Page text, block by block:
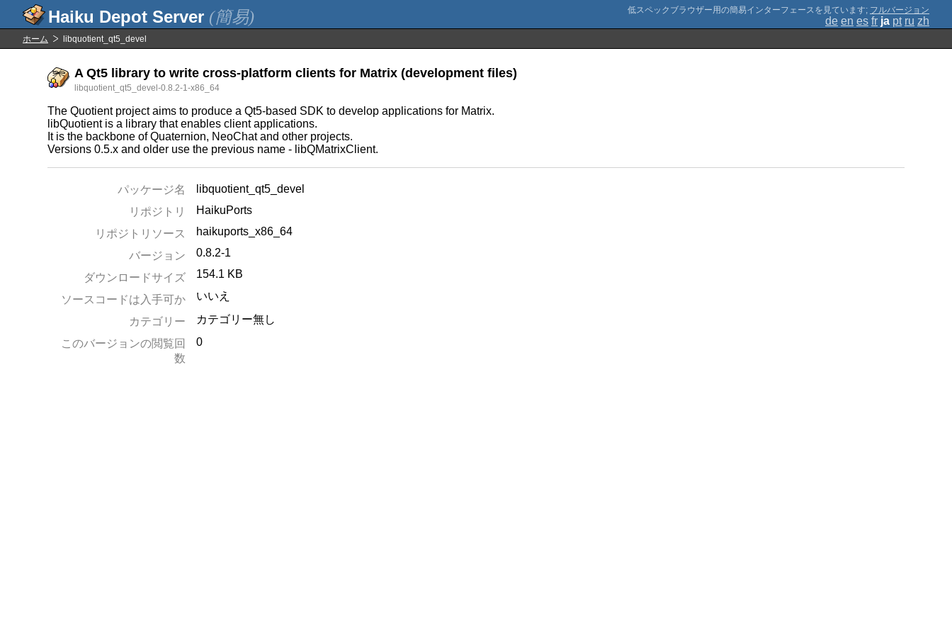
(簡易) ; フルバージョン
de en es fr ja pt ru zh
ホーム libquotient_qt5_devel
A Qt5 library to write cross-platform clients for Matrix (development files)
libquotient_qt5_devel-0.8.2-1-x86_64
The Quotient project aims to produce a Qt5-based SDK to develop applications for Matrix.
libQuotient is a library that enables client applications.
It is the backbone of Quaternion, NeoChat and other projects.
Versions 0.5.x and older use the previous name - libQMatrixClient.
パッケージ名
libquotient_qt5_devel
リポジトリ
HaikuPorts
リポジトリソース
haikuports_x86_64
バージョン
0.8.2-1
ダウンロードサイズ 154.1 KB
ソースコードは入手可か いいえ
カテゴリー
カテゴリー無し
このバージョンの閲覧回
数
0